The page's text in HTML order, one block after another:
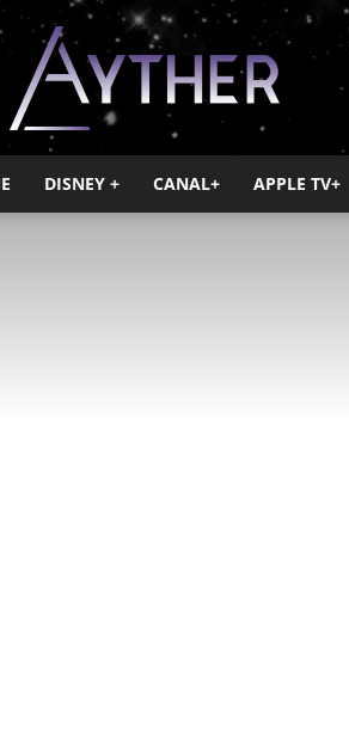
Ayther
DISNEY + CANAL+ APPLE TV+